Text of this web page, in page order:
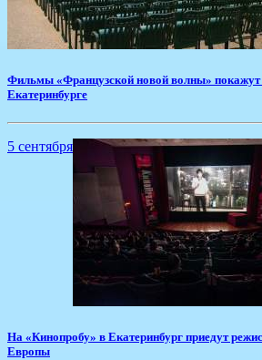
Фильмы «Французской новой волны» покажут
Екатеринбурге
5 сентября
На «Кинопробу» в Екатеринбург приедут
Европы